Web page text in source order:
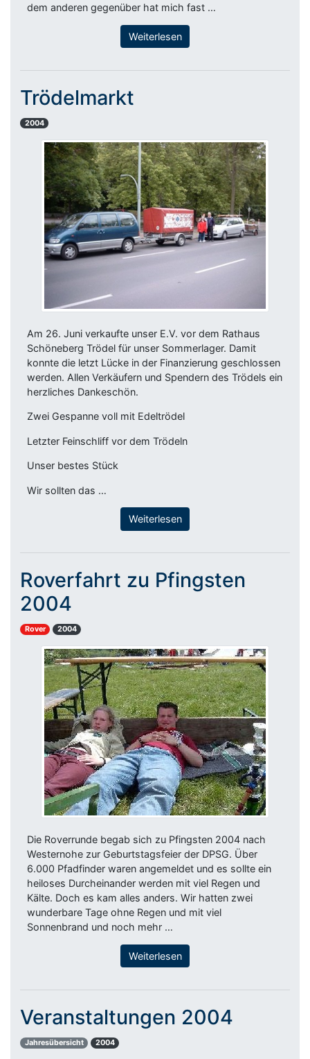
dem anderen gegenüber hat mich fast …
Weiterlesen
Trödelmarkt
2004
Am 26. Juni verkaufte unser E.V. vor dem Rathaus
Schöneberg Trödel für unser Sommerlager. Damit
konnte die letzt Lücke in der Finanzierung geschlossen
werden. Allen Verkäufern und Spendern des Trödels ein
herzliches Dankeschön.
Zwei Gespanne voll mit Edeltrödel
Letzter Feinschliff vor dem Trödeln
Unser bestes Stück
Wir sollten das …
Weiterlesen
Roverfahrt zu Pfingsten
2004
Rover 2004
Die Roverrunde begab sich zu Pfingsten 2004 nach
Westernohe zur Geburtstagsfeier der DPSG. Über
6.000 Pfadfinder waren angemeldet und es sollte ein
heiloses Durcheinander werden mit viel Regen und
Kälte. Doch es kam alles anders. Wir hatten zwei
wunderbare Tage ohne Regen und mit viel
Sonnenbrand und noch mehr …
Weiterlesen
Veranstaltungen 2004
Jahresübersicht 2004